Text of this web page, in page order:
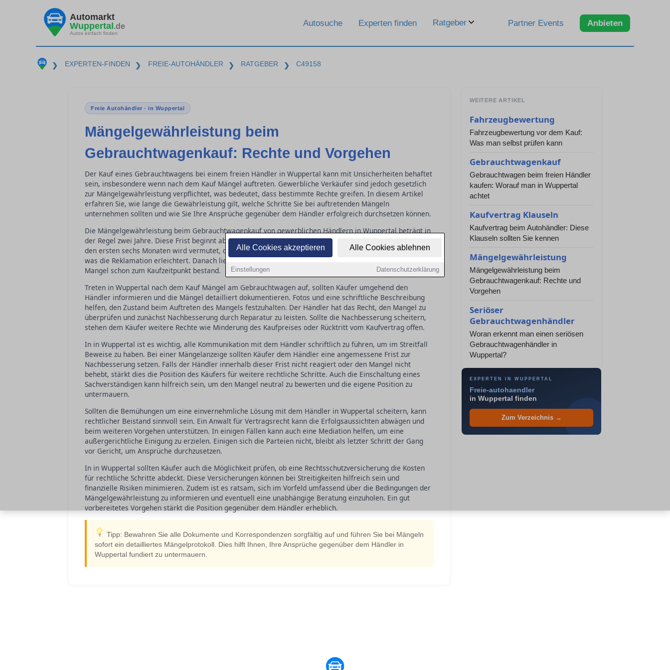
Alle Cookies akzeptieren Alle Cookies ablehnen
Einstellungen Datenschutzerklärung
Automarkt
Wuppertal.de
Autos einfach finden
Autosuche Experten finden Ratgeber Partner Events Anbieten
❯ EXPERTEN-FINDEN ❯ FREIE-AUTOHÄNDLER ❯ RATGEBER ❯ C49158
Freie Autohändler · in Wuppertal
Mängelgewährleistung beim
Gebrauchtwagenkauf: Rechte und Vorgehen
Der Kauf eines Gebrauchtwagens bei einem freien Händler in Wuppertal kann mit Unsicherheiten behaftet
sein, insbesondere wenn nach dem Kauf Mängel auftreten. Gewerbliche Verkäufer sind jedoch gesetzlich
zur Mängelgewährleistung verpflichtet, was bedeutet, dass bestimmte Rechte greifen. In diesem Artikel
erfahren Sie, wie lange die Gewährleistung gilt, welche Schritte Sie bei auftretenden Mängeln
unternehmen sollten und wie Sie Ihre Ansprüche gegenüber dem Händler erfolgreich durchsetzen können.
Die Mängelgewährleistung beim Gebrauchtwagenkauf von gewerblichen Händlern in Wuppertal beträgt in
der Regel zwei Jahre. Diese Frist beginnt ab dem Zeitpunkt der Übergabe des Fahrzeugs an den Käufer. In
den ersten sechs Monaten wird vermutet, dass ein aufgetretener Mangel bereits bei der Übergabe vorlag,
was die Reklamation erleichtert. Danach liegt die Beweislast beim Käufer, der nachweisen muss, dass der
Mangel schon zum Kaufzeitpunkt bestand.
Treten in Wuppertal nach dem Kauf Mängel am Gebrauchtwagen auf, sollten Käufer umgehend den
Händler informieren und die Mängel detailliert dokumentieren. Fotos und eine schriftliche Beschreibung
helfen, den Zustand beim Auftreten des Mangels festzuhalten. Der Händler hat das Recht, den Mangel zu
überprüfen und zunächst Nachbesserung durch Reparatur zu leisten. Sollte die Nachbesserung scheitern,
stehen dem Käufer weitere Rechte wie Minderung des Kaufpreises oder Rücktritt vom Kaufvertrag offen.
In in Wuppertal ist es wichtig, alle Kommunikation mit dem Händler schriftlich zu führen, um im Streitfall
Beweise zu haben. Bei einer Mängelanzeige sollten Käufer dem Händler eine angemessene Frist zur
Nachbesserung setzen. Falls der Händler innerhalb dieser Frist nicht reagiert oder den Mangel nicht
behebt, stärkt dies die Position des Käufers für weitere rechtliche Schritte. Auch die Einschaltung eines
Sachverständigen kann hilfreich sein, um den Mangel neutral zu bewerten und die eigene Position zu
untermauern.
Sollten die Bemühungen um eine einvernehmliche Lösung mit dem Händler in Wuppertal scheitern, kann
rechtlicher Beistand sinnvoll sein. Ein Anwalt für Vertragsrecht kann die Erfolgsaussichten abwägen und
beim weiteren Vorgehen unterstützen. In einigen Fällen kann auch eine Mediation helfen, um eine
außergerichtliche Einigung zu erzielen. Einigen sich die Parteien nicht, bleibt als letzter Schritt der Gang
vor Gericht, um Ansprüche durchzusetzen.
In in Wuppertal sollten Käufer auch die Möglichkeit prüfen, ob eine Rechtsschutzversicherung die Kosten
für rechtliche Schritte abdeckt. Diese Versicherungen können bei Streitigkeiten hilfreich sein und
finanzielle Risiken minimieren. Zudem ist es ratsam, sich im Vorfeld umfassend über die Bedingungen der
Mängelgewährleistung zu informieren und eventuell eine unabhängige Beratung einzuholen. Ein gut
vorbereitetes Vorgehen stärkt die Position gegenüber dem Händler erheblich.
Tipp: Bewahren Sie alle Dokumente und Korrespondenzen sorgfältig auf und führen Sie bei Mängeln
sofort ein detailliertes Mängelprotokoll. Dies hilft Ihnen, Ihre Ansprüche gegenüber dem Händler in
Wuppertal fundiert zu untermauern.
WEITERE ARTIKEL
Fahrzeugbewertung
Fahrzeugbewertung vor dem Kauf:
Was man selbst prüfen kann
Gebrauchtwagenkauf
Gebrauchtwagen beim freien Händler
kaufen: Worauf man in Wuppertal
achtet
Kaufvertrag Klauseln
Kaufvertrag beim Autohändler: Diese
Klauseln sollten Sie kennen
Mängelgewährleistung
Mängelgewährleistung beim
Gebrauchtwagenkauf: Rechte und
Vorgehen
Seriöser
Gebrauchtwagenhändler
Woran erkennt man einen seriösen
Gebrauchtwagenhändler in
Wuppertal?
EXPERTEN IN WUPPERTAL
Freie-autohaendler
in Wuppertal finden
Zum Verzeichnis →